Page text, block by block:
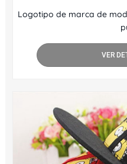
Logotipo de marca de
VER